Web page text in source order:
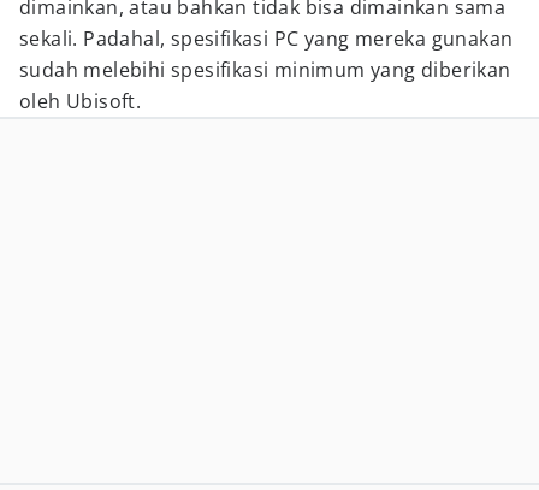
dimainkan, atau bahkan tidak bisa dimainkan sama
sekali. Padahal, spesifikasi PC yang mereka gunakan
sudah melebihi spesifikasi minimum yang diberikan
oleh Ubisoft.